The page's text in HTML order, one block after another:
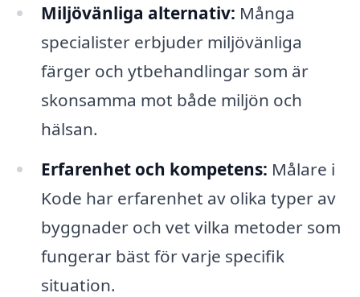
Miljövänliga alternativ: Många
specialister erbjuder miljövänliga
färger och ytbehandlingar som är
skonsamma mot både miljön och
hälsan.
Erfarenhet och kompetens: Målare i
Kode har erfarenhet av olika typer av
byggnader och vet vilka metoder som
fungerar bäst för varje specifik
situation.